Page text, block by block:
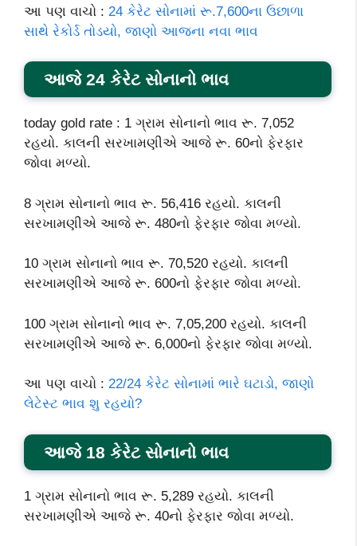
આ પણ વાચો : 24 કેરેટ સોનામાં રૂ.7,600ના ઉછાળા
સાથે રેકોર્ડ તોડયો, જાણો આજના નવા ભાવ
આજે 24 કેરેટ સોનાનો ભાવ
today gold rate : 1 ગ્રામ સોનાનો ભાવ રૂ. 7,052
રહયો. કાલની સરખામણીએ આજે રૂ. 60નો ફેરફાર
જોવા મળ્યો.
8 ગ્રામ સોનાનો ભાવ રૂ. 56,416 રહયો. કાલની
સરખામણીએ આજે રૂ. 480નો ફેરફાર જોવા મળ્યો.
10 ગ્રામ સોનાનો ભાવ રૂ. 70,520 રહયો. કાલની
સરખામણીએ આજે રૂ. 600નો ફેરફાર જોવા મળ્યો.
100 ગ્રામ સોનાનો ભાવ રૂ. 7,05,200 રહયો. કાલની
સરખામણીએ આજે રૂ. 6,000નો ફેરફાર જોવા મળ્યો.
આ પણ વાચો : 22/24 કેરેટ સોનામાં ભારે ઘટાડો, જાણો
લેટેસ્ટ ભાવ શુ રહયો?
આજે 18 કેરેટ સોનાનો ભાવ
1 ગ્રામ સોનાનો ભાવ રૂ. 5,289 રહયો. કાલની
સરખામણીએ આજે રૂ. 40નો ફેરફાર જોવા મળ્યો.